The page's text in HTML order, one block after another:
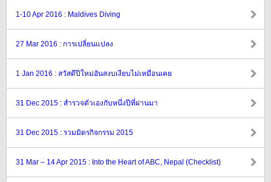
1-10 Apr 2016 : Maldives Diving
27 Mar 2016 : การเปลี่ยนแปลง
1 Jan 2016 : สวัสดีปีใหม่อันสงบเงียบไม่เหมือนเคย
31 Dec 2015 : สำรวจตัวเองกับหนึ่งปีที่ผ่านมา
31 Dec 2015 : รวมมิตรกิจกรรม 2015
31 Mar – 14 Apr 2015 : Into the Heart of ABC, Nepal (Checklist)